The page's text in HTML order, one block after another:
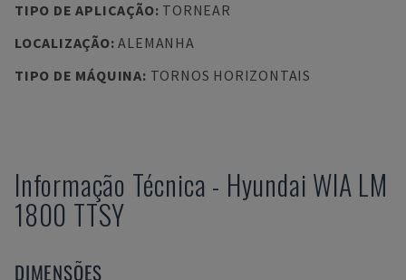
TIPO DE APLICAÇÃO: TORNEAR
LOCALIZAÇÃO:ALEMANHA
TIPO DE MÁQUINA: TORNOS HORIZONTAIS
Informação Técnica - Hyundai WIA LM
1800 TTSY
DIMENSÕES